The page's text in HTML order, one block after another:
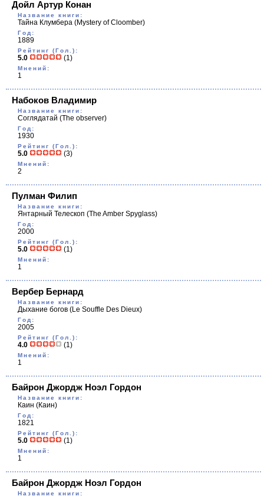
Дойл Артур Конан
Название книги:
Тайна Клумбера (Mystery of Cloomber)
Год:
1889
Рейтинг (Гол.):
5.0 (1)
Мнений:
1
Набоков Владимир
Название книги:
Соглядатай (The observer)
Год:
1930
Рейтинг (Гол.):
5.0 (3)
Мнений:
2
Пулман Филип
Название книги:
Янтарный Телескоп (The Amber Spyglass)
Год:
2000
Рейтинг (Гол.):
5.0 (1)
Мнений:
1
Вербер Бернард
Название книги:
Дыхание богов (Le Souffle Des Dieux)
Год:
2005
Рейтинг (Гол.):
4.0 (1)
Мнений:
1
Байрон Джордж Ноэл Гордон
Название книги:
Каин (Каин)
Год:
1821
Рейтинг (Гол.):
5.0 (1)
Мнений:
1
Байрон Джордж Ноэл Гордон
Название книги: